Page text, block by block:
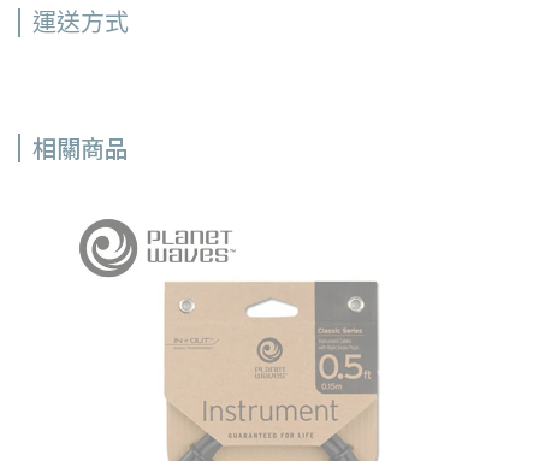
運送方式
相關商品